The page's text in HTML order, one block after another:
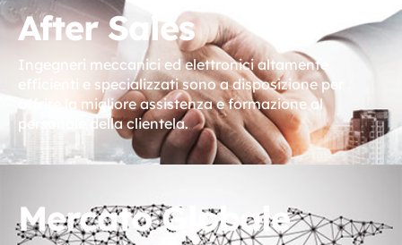
After Sales
Ingegneri meccanici ed elettronici altamente
efficienti e specializzati sono a disposizione per
offrire la migliore assistenza e formazione al
personale della clientela.
Mercato Globale